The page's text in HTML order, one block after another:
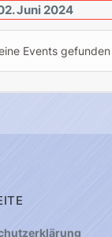
Juni 2024
Events gefunden